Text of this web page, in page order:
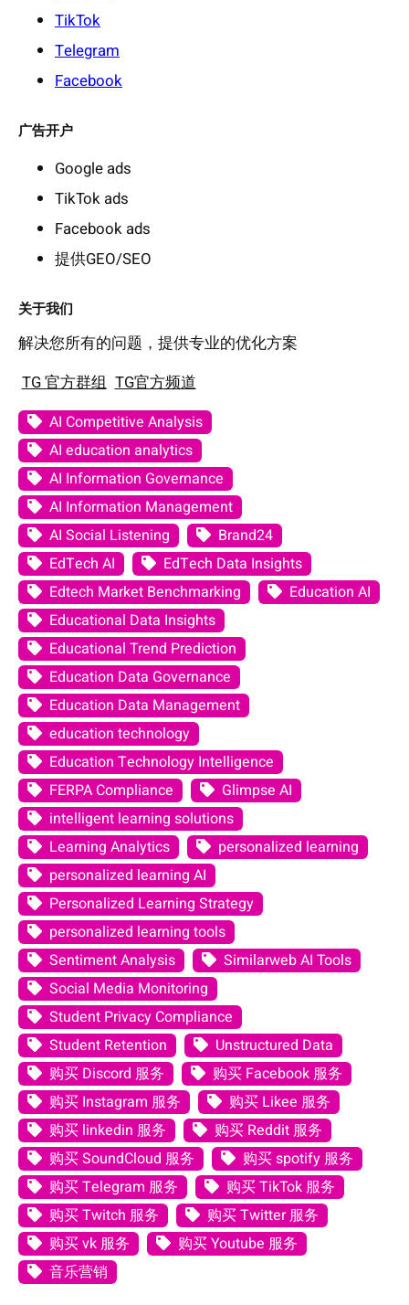
TikTok
Telegram
Facebook
广告开户
Google ads
TikTok ads
Facebook ads
提供GEO/SEO
关于我们
解决您所有的问题，提供专业的优化方案
TG 官方群组 TG官方频道
AI Competitive Analysis
AI education analytics
AI Information Governance
AI Information Management
AI Social Listening
Brand24
EdTech AI
EdTech Data Insights
Edtech Market Benchmarking
Education AI
Educational Data Insights
Educational Trend Prediction
Education Data Governance
Education Data Management
education technology
Education Technology Intelligence
FERPA Compliance
Glimpse AI
intelligent learning solutions
Learning Analytics
personalized learning
personalized learning AI
Personalized Learning Strategy
personalized learning tools
Sentiment Analysis
Similarweb AI Tools
Social Media Monitoring
Student Privacy Compliance
Student Retention
Unstructured Data
购买 Discord 服务
购买 Facebook 服务
购买 Instagram 服务
购买 Likee 服务
购买 linkedin 服务
购买 Reddit 服务
购买 SoundCloud 服务
购买 spotify 服务
购买 Telegram 服务
购买 TikTok 服务
购买 Twitch 服务
购买 Twitter 服务
购买 vk 服务
购买 Youtube 服务
音乐营销